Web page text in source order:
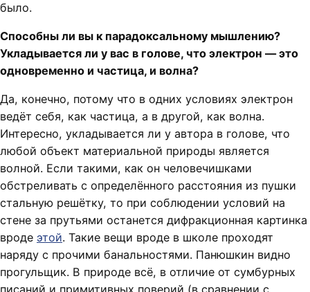
было.
Способны ли вы к парадоксальному мышлению?
Укладывается ли у вас в голове, что электрон — это
одновременно и частица, и волна?
Да, конечно, потому что в одних условиях электрон
ведёт себя, как частица, а в другой, как волна.
Интересно, укладывается ли у автора в голове, что
любой объект материальной природы является
волной. Если такими, как он человечишками
обстреливать с определённого расстояния из пушки
стальную решётку, то при соблюдении условий на
стене за прутьями останется дифракционная картинка
вроде этой. Такие вещи вроде в школе проходят
наряду с прочими банальностями. Панюшкин видно
прогульщик. В природе всё, в отличие от сумбурных